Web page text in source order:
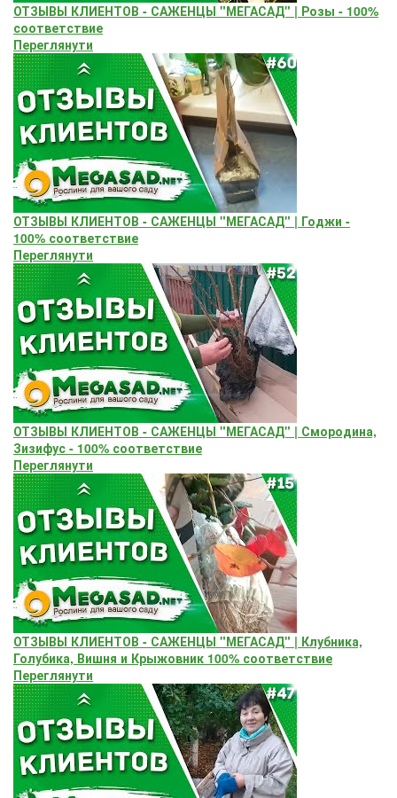
ОТЗЫВЫ КЛИЕНТОВ - САЖЕНЦЫ "МЕГАСАД" | Розы - 100%
соответствие
Переглянути
ОТЗЫВЫ КЛИЕНТОВ - САЖЕНЦЫ "МЕГАСАД" | Годжи -
100% соответствие
Переглянути
ОТЗЫВЫ КЛИЕНТОВ - САЖЕНЦЫ "МЕГАСАД" | Смородина,
Зизифус - 100% соответствие
Переглянути
ОТЗЫВЫ КЛИЕНТОВ - САЖЕНЦЫ "МЕГАСАД" | Клубника,
Голубика, Вишня и Крыжовник 100% соответствие
Переглянути